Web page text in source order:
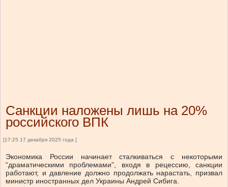
Санкции наложены лишь на 20%
российского ВПК
[17:25 17 декабря 2025 года ]
Экономика России начинает сталкиваться с некоторыми
“драматическими проблемами”, входя в рецессию, санкции
работают, и давление должно продолжать нарастать, призвал
министр иностранных дел Украины Андрей Сибига.